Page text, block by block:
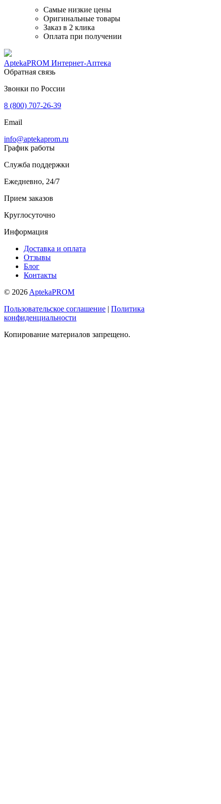
Самые низкие цены
Оригинальные товары
Заказ в 2 клика
Оплата при получении
AptekaPROM Интернет-Аптека
Обратная связь
Звонки по России
8 (800) 707-26-39
Email
info@aptekaprom.ru
График работы
Служба поддержки
Ежедневно, 24/7
Прием заказов
Круглосуточно
Информация
Доставка и оплата
Отзывы
Блог
Контакты
© 2026 AptekaPROM
Пользовательское соглашение | Политика
конфиденциальности
Копирование материалов запрещено.